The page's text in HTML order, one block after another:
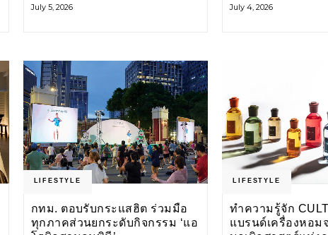
และเป็นมิตรกับสิ่งแวดล้อม ผ่าน
July 5, 2026
วันนี้ – 16 สิงหาคม
July 4, 2026
LIFESTYLE
กทม. ตอบรับกระแสฮิต ร่วมมือ
ทุกภาคส่วนยกระดับกิจกรรม ‘แอ
LIFESTYLE
ทำความรู้จัก
แบรนด์เครื่องหอม